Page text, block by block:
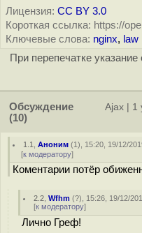
Лицензия: CC BY 3.0
Короткая ссылка: https://
Ключевые слова: nginx, law
При перепечатке
Обсуждение
(10)
Ajax 1
1.1 ,Аноним (1), 15:20, 19/12/
[к модератору]
Коментарии потёр
2.2 ,Wfhm (?), 15:26, 19/12/
[к модератору]
Лично Греф!